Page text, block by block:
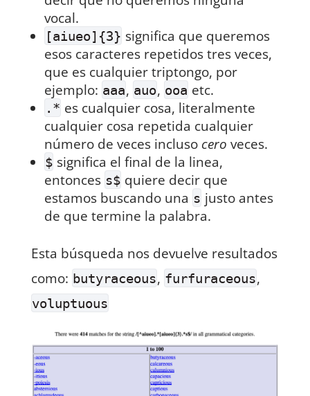
vocal.
[aiueo]{3} significa que queremos
esos caracteres repetidos tres veces,
que es cualquier triptongo, por
ejemplo: aaa, auo, ooa etc.
.* es cualquier cosa, literalmente
cualquier cosa repetida cualquier
número de veces incluso cero veces.
$ significa el final de la linea,
entonces s$ quiere decir que
estamos buscando una s justo antes
de que termine la palabra.
Esta búsqueda nos devuelve resultados
como: butyraceous, furfuraceous,
voluptuous